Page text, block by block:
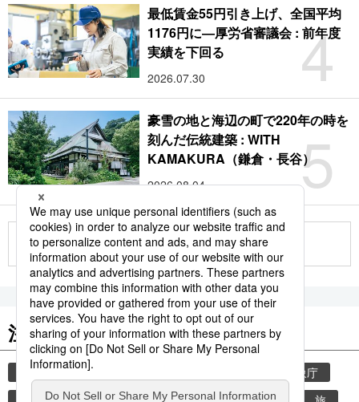
4
最低賃金55円引き上げ、全国平均
1176円に―厚労省審議会 : 前年度
実績を下回る
2026.07.30
5
豪雪の地と海辺の町で220年の時を
刻んだ伝統建築 : WITH
KAMAKURA（鎌倉・長谷）
2026.08.04
もっと見る
注目のキーワード
共同通信ニュース
気象庁